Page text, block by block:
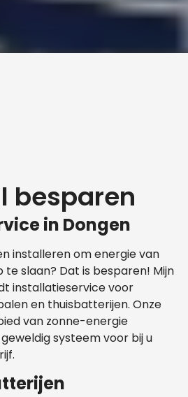
besparen
in Dongen
installeren om energie van
te slaan? Dat is besparen! Mijn
installatieservice voor
en thuisbatterijen. Onze
van zonne-energie
systeem voor bij u